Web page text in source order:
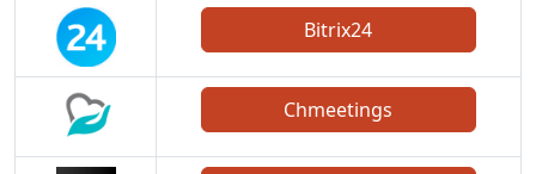
Bitrix24
Chmeetings